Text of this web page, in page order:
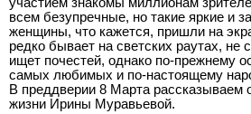
всем безупречные, но такие яркие и
женщины, что кажется, пришли на
редко бывает на светских раутах, не
ищет почестей, однако по-прежнему
самых любимых и по-настоящему
В преддверии 8 Марта рассказываем
жизни Ирины Муравьевой.